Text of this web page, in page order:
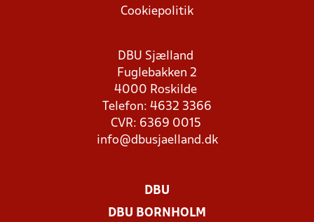
Cookiepolitik
DBU Sjælland
Fuglebakken 2
4000 Roskilde
Telefon: 4632 3366
CVR: 6369 0015
info@dbusjaelland.dk
DBU
DBU BORNHOLM